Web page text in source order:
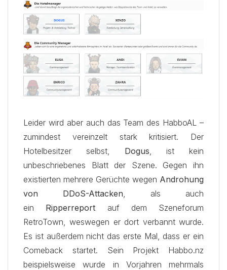
Leider wird aber auch das Team des HabboAL –
zumindest vereinzelt stark kritisiert. Der
Hotelbesitzer selbst, Dogus, ist kein
unbeschriebenes Blatt der Szene. Gegen ihn
existierten mehrere Gerüchte wegen Androhung
von DDoS-Attacken, als auch
ein Ripperreport auf dem Szeneforum
RetroTown, weswegen er dort verbannt wurde.
Es ist außerdem nicht das erste Mal, dass er ein
Comeback startet. Sein Projekt Habbo.nz
beispielsweise wurde in Vorjahren mehrmals